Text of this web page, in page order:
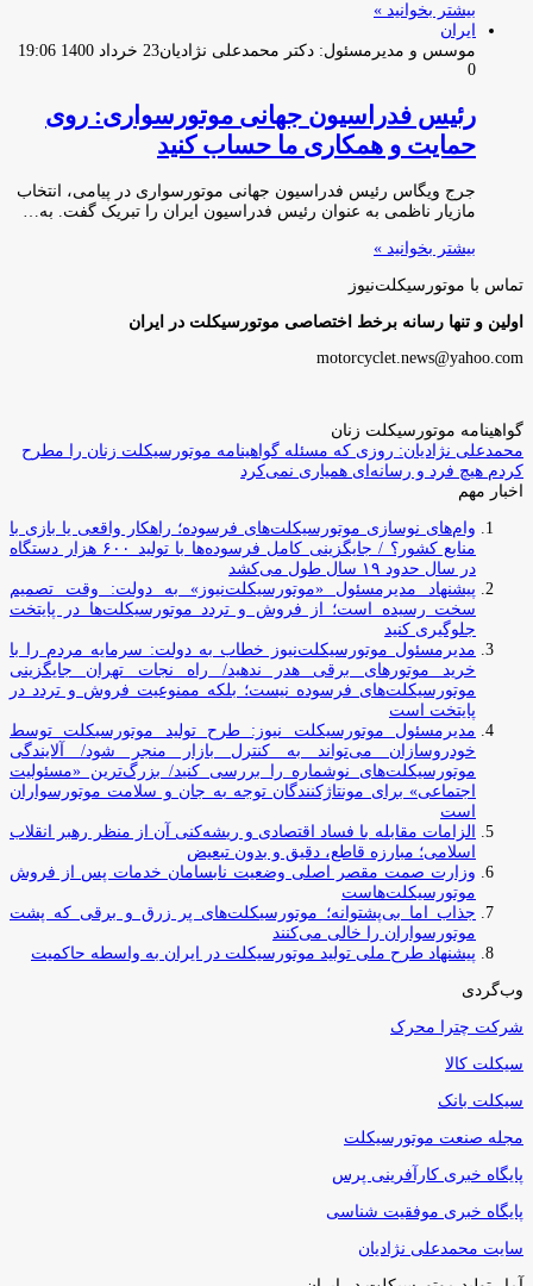
بیشتر بخوانید »
ایران
موسس و مدیرمسئول: دکتر محمدعلی نژادیان23 خرداد 1400 19:06
0
رئیس فدراسیون جهانی موتورسواری: روی
حمایت و همکاری ما حساب کنید
جرج ویگاس رئیس فدراسیون جهانی موتورسواری در پیامی، انتخاب
مازیار ناظمی به عنوان رئیس فدراسیون ایران را تبریک گفت. به…
بیشتر بخوانید »
تماس با موتورسیکلت‌نیوز
اولین و تنها رسانه برخط اختصاصی موتورسیکلت در ایران
motorcyclet.news@yahoo.com
گواهینامه موتورسیکلت زنان
محمدعلی نژادیان: روزی که مسئله گواهینامه موتورسیکلت زنان را مطرح
کردم هیچ فرد و رسانه‌ای همیاری نمی‌کرد
اخبار مهم
وام‌های نوسازی موتورسیکلت‌های فرسوده؛ راهکار واقعی یا بازی با
منابع کشور؟ / جایگزینی کامل فرسوده‌ها با تولید ۶۰۰ هزار دستگاه
در سال حدود ۱۹ سال طول می‌کشد
پیشنهاد مدیرمسئول «موتورسیکلت‌نیوز» به دولت: وقت تصمیم
سخت رسیده است؛ از فروش و تردد موتورسیکلت‌ها در پایتخت
جلوگیری کنید
مدیرمسئول موتورسیکلت‌نیوز خطاب به دولت: سرمایه مردم را با
خرید موتورهای برقی هدر ندهید/ راه نجات تهران جایگزینی
موتورسیکلت‌های فرسوده نیست؛ بلکه ممنوعیت فروش و تردد در
پایتخت است
مدیرمسئول موتورسیکلت نیوز: طرح تولید موتورسیکلت توسط
خودروسازان می‌تواند به کنترل بازار منجر شود/ آلایندگی
موتورسیکلت‌های نوشماره را بررسی کنید/ بزرگ‌ترین «مسئولیت
اجتماعی» برای مونتاژکنندگان توجه به جان و سلامت موتورسواران
است
الزامات مقابله با فساد اقتصادی و ریشه‌کنی آن از منظر رهبر انقلاب
اسلامی؛ مبارزه قاطع، دقیق و بدون تبعیض
وزارت صمت مقصر اصلی وضعیت نابسامان خدمات پس از فروش
موتورسیکلت‌هاست
جذاب اما بی‌پشتوانه؛ موتورسیکلت‌های پر زرق‌ و برقی که پشت
موتورسواران را خالی می‌کنند
پیشنهاد طرح ملی تولید موتورسیکلت در ایران به واسطه حاکمیت
وب‌گردی
شرکت چترا محرک
سیکلت کالا
سیکلت بانک
مجله صنعت موتورسیکلت
پایگاه خبری کارآفرینی پرس
پایگاه خبری موفقیت شناسی
سایت محمدعلی نژادیان